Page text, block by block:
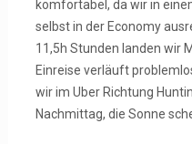
komfortabel, da wir in
selbst in der Economy
11,5h Stunden landen wir
Einreise verläuft
wir im Uber Richtung
Nachmittag, die Sonne